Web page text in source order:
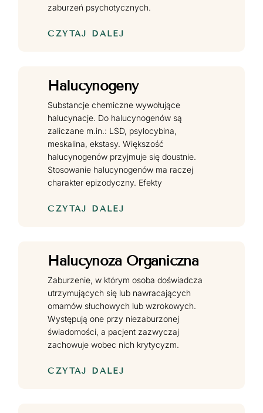
zaburzeń psychotycznych.
CZYTAJ DALEJ
Halucynogeny
Substancje chemiczne wywołujące
halucynacje. Do halucynogenów są
zaliczane m.in.: LSD, psylocybina,
meskalina, ekstasy. Większość
halucynogenów przyjmuje się doustnie.
Stosowanie halucynogenów ma raczej
charakter epizodyczny. Efekty
CZYTAJ DALEJ
Halucynoza Organiczna
Zaburzenie, w którym osoba doświadcza
utrzymujących się lub nawracających
omamów słuchowych lub wzrokowych.
Występują one przy niezaburzonej
świadomości, a pacjent zazwyczaj
zachowuje wobec nich krytycyzm.
CZYTAJ DALEJ